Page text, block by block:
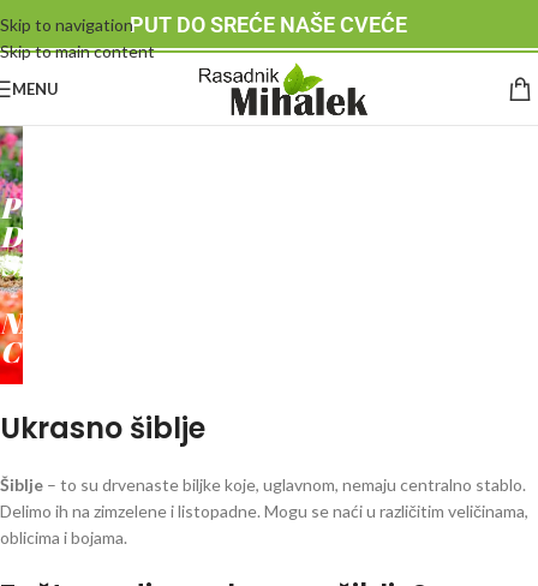
Skip to navigation
Skip to main content
PUT DO SREĆE NAŠE CVEĆE
MENU
RASADNIK
MIHALEK
PUT
DO
SREĆE
-
NAŠE
CVEĆE
Ukrasno šiblje
Šiblje – to su drvenaste biljke koje, uglavnom, nemaju centralno stablo.
Delimo ih na zimzelene i listopadne. Mogu se naći u različitim veličinama,
oblicima i bojama.